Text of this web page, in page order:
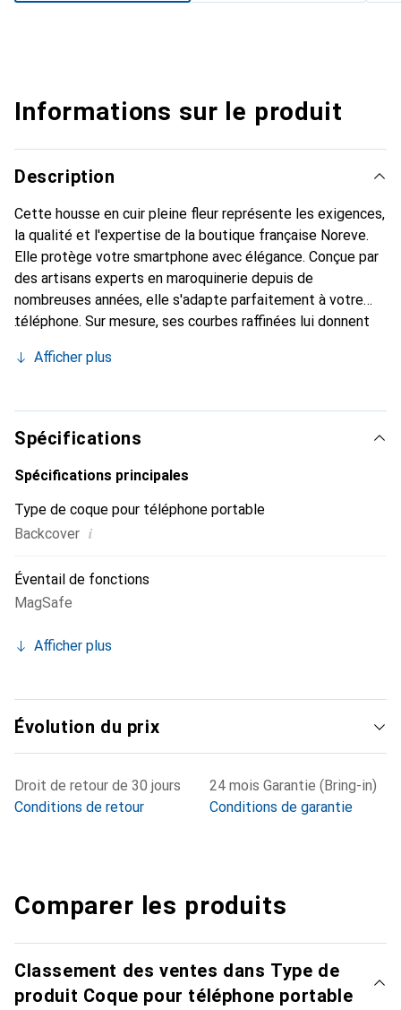
Informations sur le produit
Description
Cette housse en cuir pleine fleur représente les exigences,
la qualité et l'expertise de la boutique française Noreve.
Elle protège votre smartphone avec élégance. Conçue par
des artisans experts en maroquinerie depuis de
nombreuses années, elle s'adapte parfaitement à votre
téléphone. Sur mesure, ses courbes raffinées lui donnent
chic et essentiel pour votre smartphone. Reconnu
marque Noreve est un choix sûr pour une clientèle
exigeante.
Afficher plus
Spécifications
Spécifications principales
Type de coque pour téléphone portable
Backcover i
Éventail de fonctions
MagSafe
Afficher plus
Évolution du prix
Droit de retour de 30 jours
Conditions de retour
24 mois Garantie (Bring-in)
Conditions de garantie
Comparer les produits
Classement des ventes dans Type de
produit Coque pour téléphone portable